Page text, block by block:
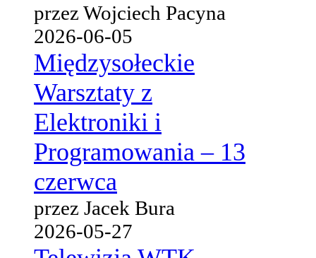
przez Wojciech Pacyna
2026-06-05
Międzysołeckie
Warsztaty z
Elektroniki i
Programowania – 13
czerwca
przez Jacek Bura
2026-05-27